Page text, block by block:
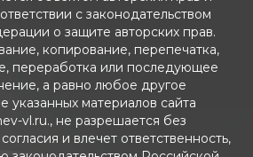
с законодательством
о защите авторских прав.
копирование, перепечатка,
переработка или последующее
а равно любое другое
указанных материалов сайта
vl.ru., не разрешается без
и влечет ответственность,